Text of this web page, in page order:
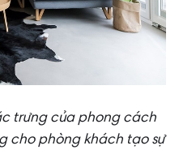
trưng của phong cách
cho phòng khách tạo sự